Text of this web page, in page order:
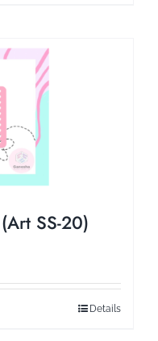
SS-20)
Details